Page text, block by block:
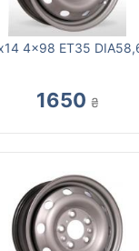
4x98 ET35
1650 ₴